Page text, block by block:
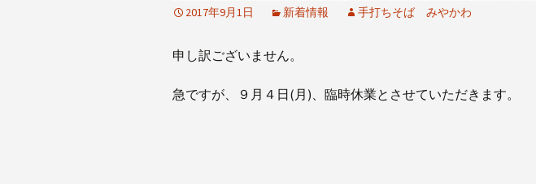
2017年9月1日 新着情報 手打ちそば みやかわ
申し訳ございません。
急ですが、９月４日(月)、臨時休業とさせていただきます。